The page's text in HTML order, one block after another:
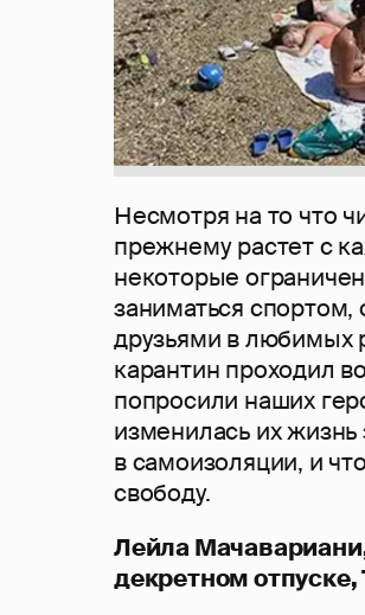
Несмотря на то что
прежнему растет с
некоторые
заниматься спортом,
друзьями в любимых
карантин проходил
попросили наших
изменилась их
в самоизоляции, и
свободу.
Лейла
декретном отпуске,